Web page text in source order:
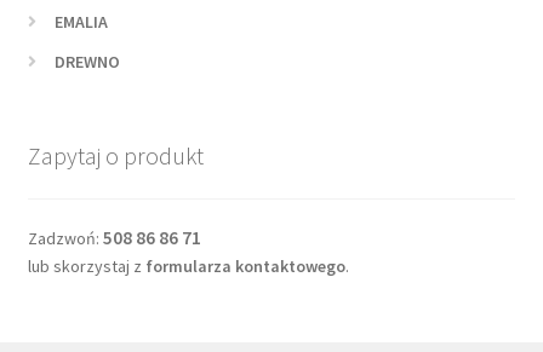
EMALIA
DREWNO
Zapytaj o produkt
Zadzwoń: 508 86 86 71
lub skorzystaj z formularza kontaktowego.